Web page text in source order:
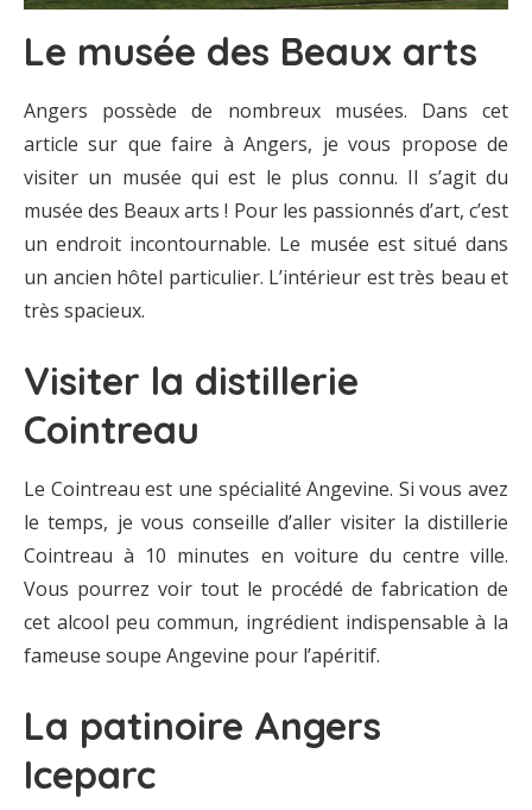
Le musée des Beaux arts
Angers possède de nombreux musées. Dans cet
article sur que faire à Angers, je vous propose de
visiter un musée qui est le plus connu. Il s’agit du
musée des Beaux arts ! Pour les passionnés d’art, c’est
un endroit incontournable. Le musée est situé dans
un ancien hôtel particulier. L’intérieur est très beau et
très spacieux.
Visiter la distillerie
Cointreau
Le Cointreau est une spécialité Angevine. Si vous avez
le temps, je vous conseille d’aller visiter la distillerie
Cointreau à 10 minutes en voiture du centre ville.
Vous pourrez voir tout le procédé de fabrication de
cet alcool peu commun, ingrédient indispensable à la
fameuse soupe Angevine pour l’apéritif.
La patinoire Angers
Iceparc